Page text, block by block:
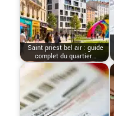
Saint priest bel air : guide
complet du quartier…